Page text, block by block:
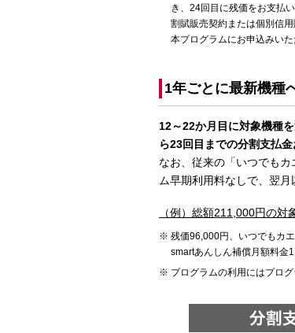
き、24回目に残価をお支払
割賦販売契約または個別信
本プログラムにお申込みいた
1年ごとに最新機種
12～22か月目に対象機種
ら23回目までの分割支払
なお、従来の「いつでも
ム早期利用料なしで、翌月
（例）総額211,000円の対
残価96,000円、いつでもカ
smartあんしん補償月額料金
プログラムの利用にはプロ